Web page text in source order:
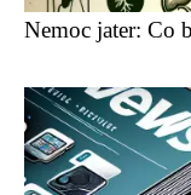
Nemoc jater: Co